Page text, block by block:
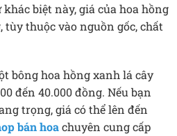
biệt này, giá của hoa hồng
thuộc vào nguồn gốc, chất
bông hoa hồng xanh lá cây
đến 40.000 đồng. Nếu bạn
trọng, giá có thể lên đến
bán hoachuyên cung cấp